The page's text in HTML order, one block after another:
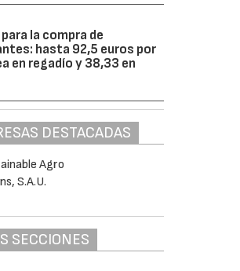
la compra de
hasta 92,5 euros por
en regadío y 38,33 en
DESTACADAS
SECCIONES